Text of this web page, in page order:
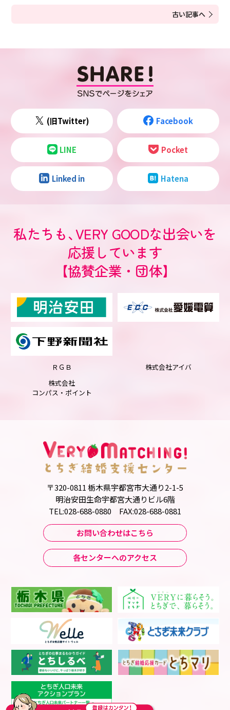
古い記事へ
(旧Twitter) Facebook
LINE Pocket
Linked in Hatena
私たちも、VERY GOODな出会いを
応援しています
【協賛企業・団体】
ＲＧＢ
株式会社アイバ
株式会社
コンパス・ポイント
〒320-0811 栃木県宇都宮市大通り2-1-5
明治安田生命宇都宮大通りビル6階
TEL:028-688-0880 FAX:028-688-0881
お問い合わせはこちら
各センターへのアクセス